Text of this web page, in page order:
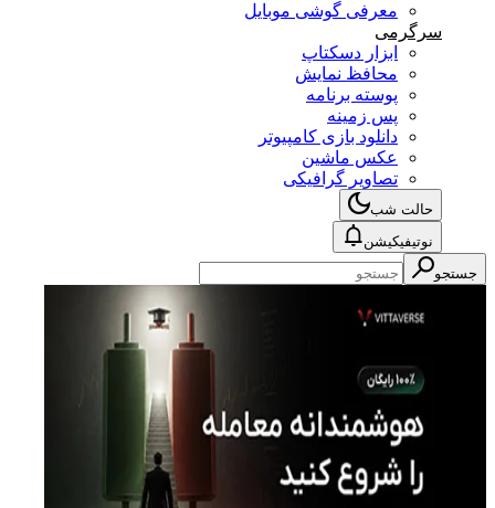
معرفی گوشی موبایل
سرگرمی
ابزار دسکتاپ
محافظ نمایش
پوسته برنامه
پس زمینه
دانلود بازی کامپیوتر
عکس ماشین
تصاویر گرافیکی
حالت شب
نوتیفیکیشن
جستجو